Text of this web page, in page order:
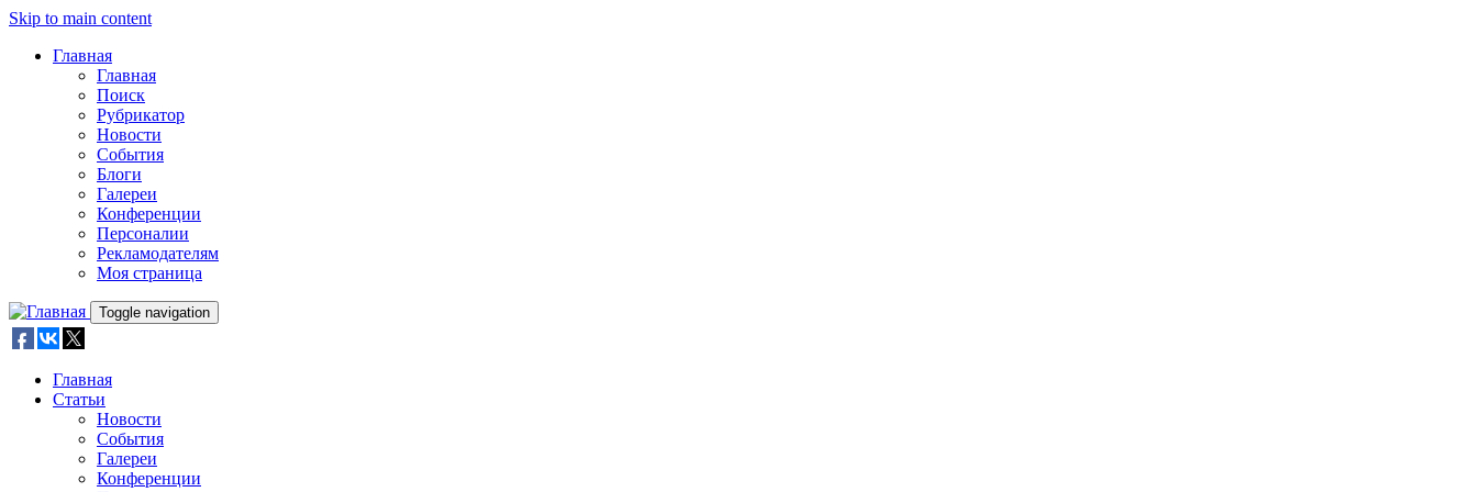
Skip to main content
Главная
Главная
Поиск
Рубрикатор
Новости
События
Блоги
Галереи
Конференции
Персоналии
Рекламодателям
Моя страница
Toggle navigation
Главная
Статьи
Новости
События
Галереи
Конференции